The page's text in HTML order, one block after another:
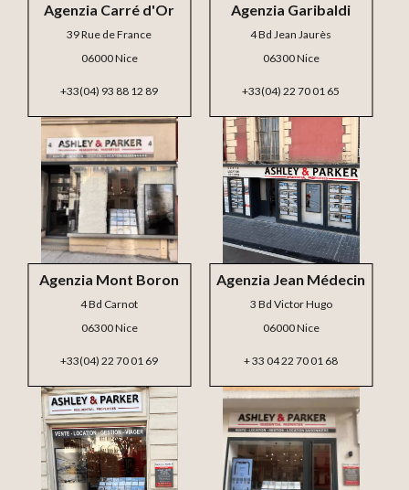
Agenzia Jean Médecin
3 Bd Victor Hugo
06000 Nice
+ 33 04 22 70 01 68
Agenzia Carré d'Or
39 Rue de France
06000 Nice
+33(04) 93 88 12 89
Agenzia Garibaldi
4 Bd Jean Jaurès
06300 Nice
+33(04) 22 70 01 65
Agenzia Mont Boron
4 Bd Carnot
06300 Nice
+33(04) 22 70 01 69